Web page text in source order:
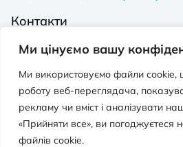
Ми цінуємо вашу
Ми використовуємо файли
роботу веб-переглядача,
рекламу чи вміст і аналізувати
«Прийняти все», ви погоджуєтеся
файлів cookie.
Контакти
Про нас
Видавництва на Порталі
Політика конфіденційності
Публічна оферта